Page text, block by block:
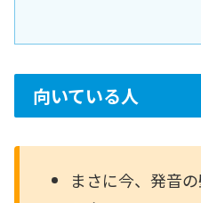
向いている人
まさに今、発音